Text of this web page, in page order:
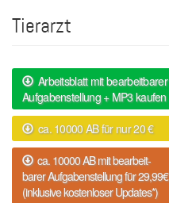
Tierarzt
Arbeitsblatt mit bearbeitbarer
Aufgabenstellung + MP3 kaufen
ca. 10000 AB für nur 20 €
ca. 10000 AB mit bearbeit-
barer Aufgabenstellung für 29,99€
(inklusive kostenloser Updates*)